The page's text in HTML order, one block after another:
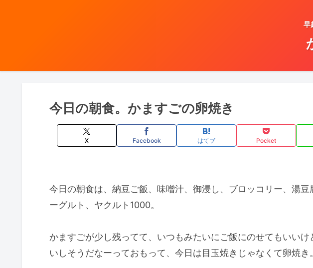
早
今日の朝食。かますごの卵焼き
X Facebook はてブ Pocket
今日の朝食は、納豆ご飯、味噌汁、御浸し、ブロッコリー、湯豆
ーグルト、ヤクルト1000。
かますごが少し残ってて、いつもみたいにご飯にのせてもいい
いしそうだなーっておもって、今日は目玉焼きじゃなくて卵焼き。